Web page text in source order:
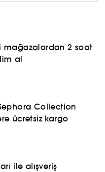
mağazalardan 2 saat
al
Collection
ücretsiz kargo
ile alışveriş